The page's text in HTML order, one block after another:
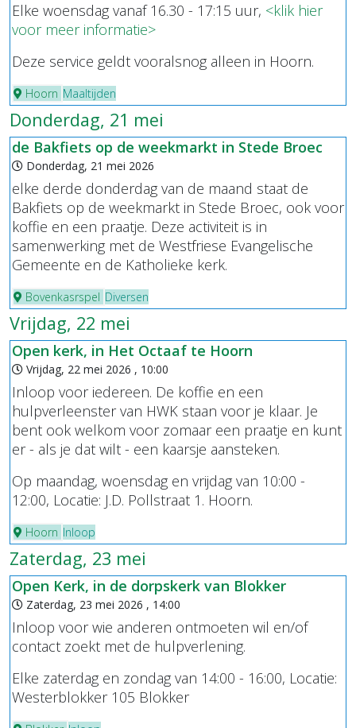
Elke woensdag vanaf 16.30 - 17:15 uur, <klik hier
voor meer informatie>
Deze service geldt vooralsnog alleen in Hoorn.
Hoorn Maaltijden
Donderdag, 21 mei
de Bakfiets op de weekmarkt in Stede Broec
Donderdag, 21 mei 2026
elke derde donderdag van de maand staat de
Bakfiets op de weekmarkt in Stede Broec, ook voor
koffie en een praatje. Deze activiteit is in
samenwerking met de Westfriese Evangelische
Gemeente en de Katholieke kerk.
Bovenkasrspel Diversen
Vrijdag, 22 mei
Open kerk, in Het Octaaf te Hoorn
Vrijdag, 22 mei 2026 , 10:00
Inloop voor iedereen. De koffie en een
hulpverleenster van HWK staan voor je klaar. Je
bent ook welkom voor zomaar een praatje en kunt
er - als je dat wilt - een kaarsje aansteken.
Op maandag, woensdag en vrijdag van 10:00 -
12:00, Locatie: J.D. Pollstraat 1. Hoorn.
Hoorn Inloop
Zaterdag, 23 mei
Open Kerk, in de dorpskerk van Blokker
Zaterdag, 23 mei 2026 , 14:00
Inloop voor wie anderen ontmoeten wil en/of
contact zoekt met de hulpverlening.
Elke zaterdag en zondag van 14:00 - 16:00, Locatie:
Westerblokker 105 Blokker